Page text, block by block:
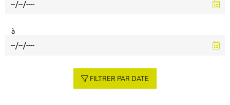
à
FILTRER PAR DATE